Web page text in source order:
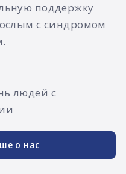
поддержку
с синдромом
людей с
о нас